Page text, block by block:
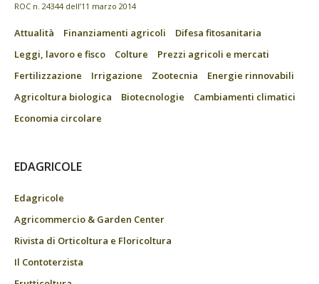
ROC n. 24344 dell’11 marzo 2014
Attualità Finanziamenti agricoli
Difesa fitosanitaria
Leggi, lavoro e fisco
Colture
Prezzi agricoli e mercati
Fertilizzazione
Irrigazione Zootecnia
Energie rinnovabili
Agricoltura biologica
Biotecnologie
Cambiamenti climatici
Economia circolare
EDAGRICOLE
Edagricole
Agricommercio & Garden Center
Rivista di Orticoltura e Floricoltura
Il Contoterzista